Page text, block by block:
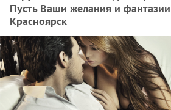
Пусть Ваши желания и
Красноярск